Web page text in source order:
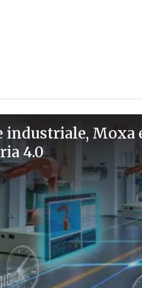
industriale,
4.0